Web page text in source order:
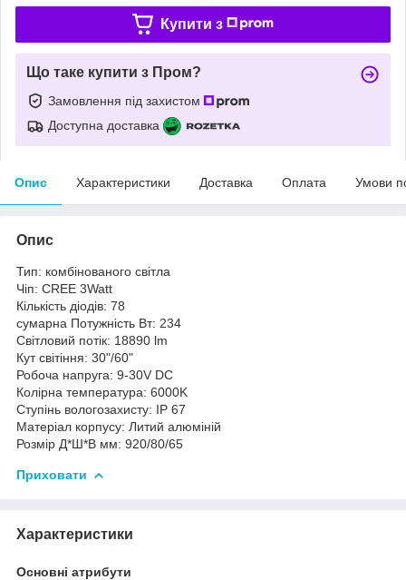
Купити з
Що таке купити з Пром?
Замовлення під захистом
Доступна доставка
Опис Характеристики Доставка Оплата Умови
Опис
Тип: комбінованого світла
Чіп: CREE 3Watt
Кількість діодів: 78
сумарна Потужність Вт: 234
Світловий потік: 18890 lm
Кут світіння: 30"/60"
Робоча напруга: 9-30V DC
Колірна температура: 6000K
Ступінь вологозахисту: IP 67
Матеріал корпусу: Литий алюміній
Розмір Д*Ш*В мм: 920/80/65
Приховати
Характеристики
Основні атрибути